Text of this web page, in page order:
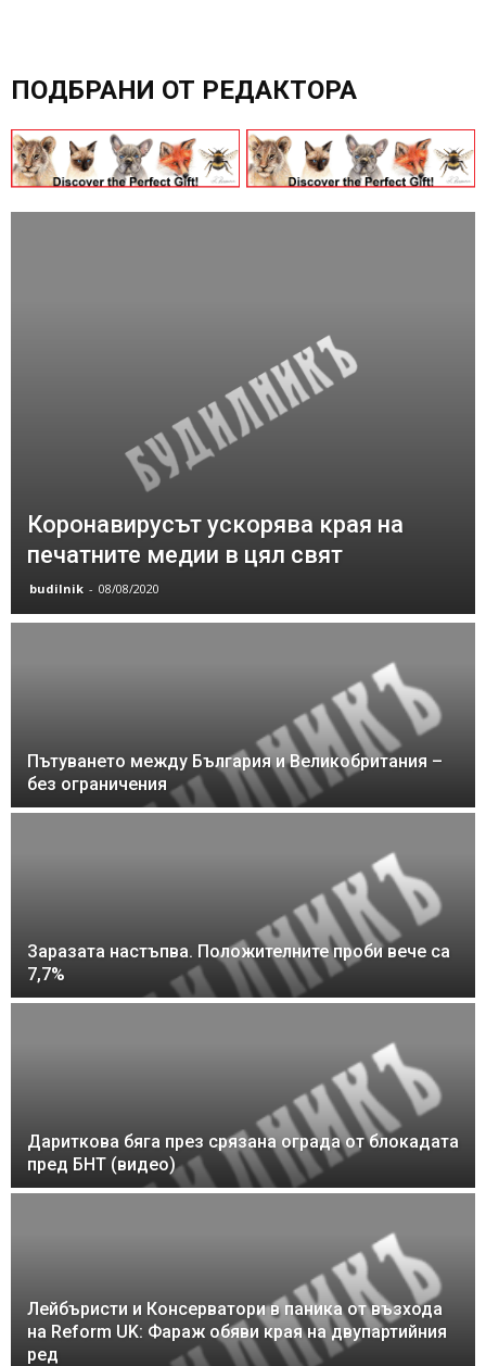
ПОДБРАНИ ОТ РЕДАКТОРА
Коронавирусът ускорява края на
печатните медии в цял свят
budilnik - 08/08/2020
Пътуването между България и Великобритания –
без ограничения
Заразата настъпва. Положителните проби вече са
7,7%
Дариткова бяга през срязана ограда от блокадата
пред БНТ (видео)
Лейбъристи и Консерватори в паника от възхода
на Reform UK: Фараж обяви края на двупартийния
ред